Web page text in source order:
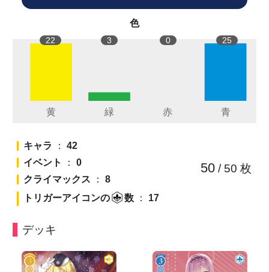
色
22 3 0 25
キャラ ： 42
イベント
： 0
クライマックス ： 8
トリガーアイコンの
数 ： 17
50/ 50 枚
デッキ